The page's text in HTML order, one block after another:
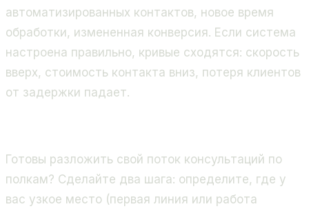
автоматизированных контактов, новое время
обработки, измененная конверсия. Если система
настроена правильно, кривые сходятся: скорость
вверх, стоимость контакта вниз, потеря клиентов
от задержки падает.
Готовы разложить свой поток консультаций по
полкам? Сделайте два шага: определите, где у
вас узкое место (первая линия или работа